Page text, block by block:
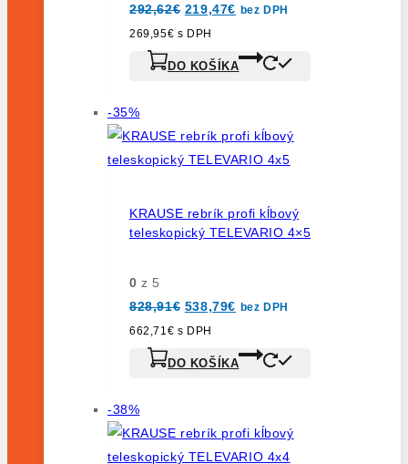
292,62€ Pôvodná
cena
bola:
219,47€ Aktuálna
cena
bez DPH
269,95€ s DPH
DO KOŠÍKA
-35%Výrobok
na
predaj
KRAUSE rebrík profi kĺbový
teleskopický TELEVARIO 4×5
0 z 5
828,91€ Pôvodná
cena
bola:
538,79€ Aktuálna
cena
bez DPH
662,71 € s DPH
DO KOŠÍKA
-38%Výrobok
na
predaj